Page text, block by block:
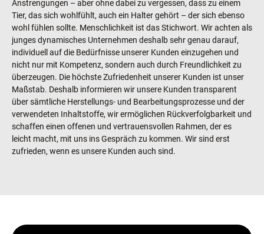
Anstrengungen – aber ohne dabei zu vergessen, dass zu einem
Tier, das sich wohlfühlt, auch ein Halter gehört – der sich ebenso
wohl fühlen sollte. Menschlichkeit ist das Stichwort. Wir achten als
junges dynamisches Unternehmen deshalb sehr genau darauf,
individuell auf die Bedürfnisse unserer Kunden einzugehen und
nicht nur mit Kompetenz, sondern auch durch Freundlichkeit zu
überzeugen. Die höchste Zufriedenheit unserer Kunden ist unser
Maßstab. Deshalb informieren wir unsere Kunden transparent
über sämtliche Herstellungs- und Bearbeitungsprozesse und der
verwendeten Inhaltstoffe, wir ermöglichen Rückverfolgbarkeit und
schaffen einen offenen und vertrauensvollen Rahmen, der es
leicht macht, mit uns ins Gespräch zu kommen. Wir sind erst
zufrieden, wenn es unsere Kunden auch sind.